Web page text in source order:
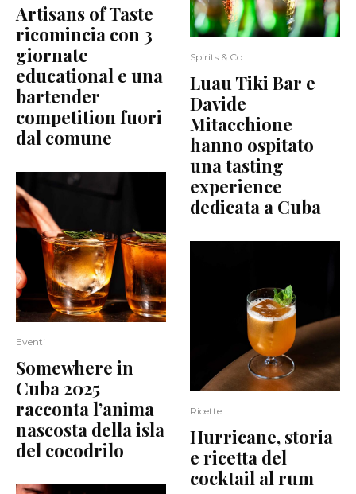
Artisans of Taste
ricomincia con 3
giornate
educational e una
bartender
competition fuori
dal comune
Eventi
Somewhere in
Cuba 2025
racconta l’anima
nascosta della isla
del cocodrilo
Spirits & Co.
Luau Tiki Bar e
Davide
Mitacchione
hanno ospitato
una tasting
experience
dedicata a Cuba
Ricette
Hurricane, storia
e ricetta del
cocktail al rum